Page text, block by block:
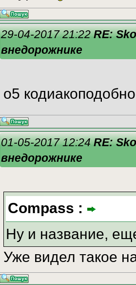
29-04-2017 21:22RE:
внедорожнике
о5
01-05-2017 12:24RE:
внедорожнике
Compass :
Ну и название,
Уже видел такое